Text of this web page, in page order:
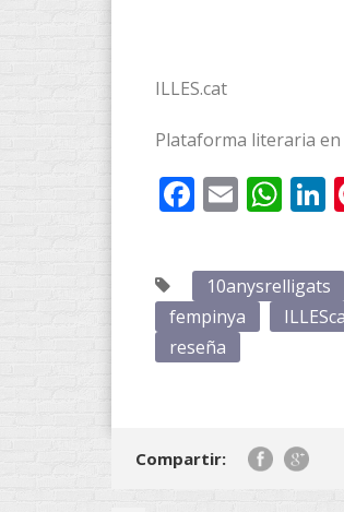
ILLES.cat
Plataforma literaria en
Email
10anysrelligats
fempinya
reseña
Compartir: